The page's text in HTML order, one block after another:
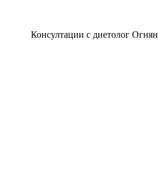
с диетолог Огнян